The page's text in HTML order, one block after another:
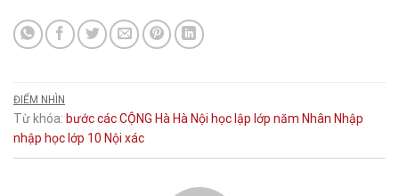
ĐIỂM NHÌN
Từ khóa: bướccácCỘNG Hà Hà Nội học lập lớp năm Nhân Nhập
nhập học lớp 10 Nội xác